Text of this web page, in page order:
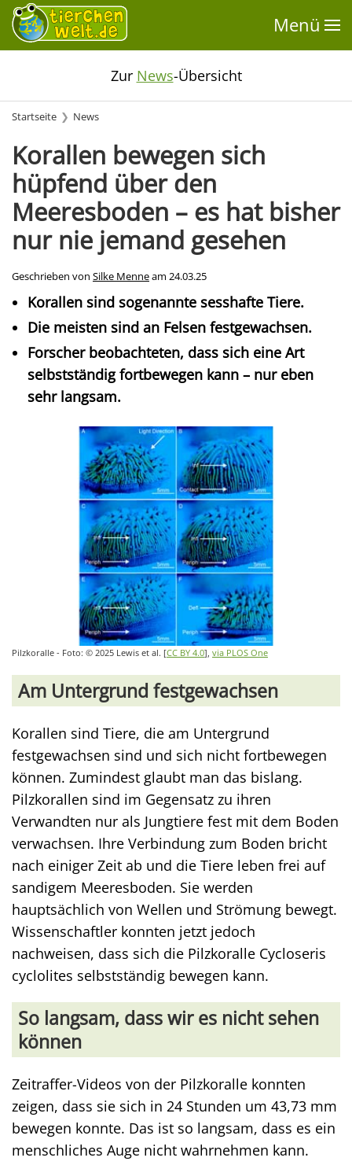
Menü
Zur News-Übersicht
Startseite News
Korallen bewegen sich
hüpfend über den
Meeresboden – es hat bisher
nur nie jemand gesehen
Geschrieben von Silke Menneam 24.03.25
Korallen sind sogenannte sesshafte Tiere.
Die meisten sind an Felsen festgewachsen.
Forscher beobachteten, dass sich eine Art
selbstständig fortbewegen kann – nur eben
sehr langsam.
Pilzkoralle - Foto: © 2025 Lewis et al. [CC BY 4.0], via PLOS One
Am Untergrund festgewachsen
Korallen sind Tiere, die am Untergrund
festgewachsen sind und sich nicht fortbewegen
können. Zumindest glaubt man das bislang.
Pilzkorallen sind im Gegensatz zu ihren
Verwandten nur als Jungtiere fest mit dem Boden
verwachsen. Ihre Verbindung zum Boden bricht
nach einiger Zeit ab und die Tiere leben frei auf
sandigem Meeresboden. Sie werden
hauptsächlich von Wellen und Strömung bewegt.
Wissenschaftler konnten jetzt jedoch
nachweisen, dass sich die Pilzkoralle Cycloseris
cyclolites selbstständig bewegen kann.
So langsam, dass wir es nicht sehen
können
Zeitraffer-Videos von der Pilzkoralle konnten
zeigen, dass sie sich in 24 Stunden um 43,73 mm
bewegen konnte. Das ist so langsam, dass es ein
menschliches Auge nicht wahrnehmen kann.